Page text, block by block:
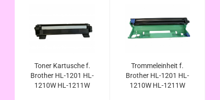
Toner Kartusche f.
Brother HL-1201 HL-
1210W HL-1211W
Trommeleinheit f.
Brother HL-1201 HL-
1210W HL-1211W